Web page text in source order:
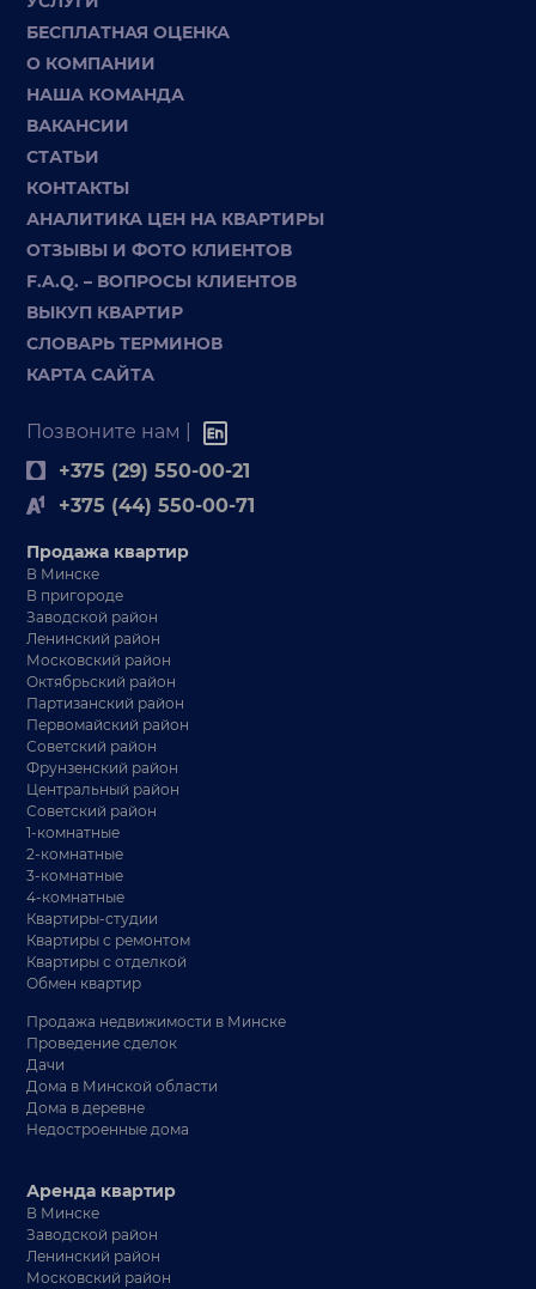
БЕСПЛАТНАЯ ОЦЕНКА
О КОМПАНИИ
НАША КОМАНДА
ВАКАНСИИ
СТАТЬИ
КОНТАКТЫ
АНАЛИТИКА ЦЕН НА КВАРТИРЫ
ОТЗЫВЫ И ФОТО КЛИЕНТОВ
F.A.Q. – ВОПРОСЫ КЛИЕНТОВ
ВЫКУП КВАРТИР
СЛОВАРЬ ТЕРМИНОВ
КАРТА САЙТА
Позвоните нам |
+375 (29) 550-00-21
+375 (44) 550-00-71
Продажа квартир
В Минске
В пригороде
Заводской район
Ленинский район
Московский район
Октябрьский район
Партизанский район
Первомайский район
Советский район
Фрунзенский район
Центральный район
Советский район
1-комнатные
2-комнатные
3-комнатные
4-комнатные
Квартиры-студии
Квартиры с ремонтом
Квартиры с отделкой
Обмен квартир
Продажа недвижимости в Минске
Проведение сделок
Дачи
Дома в Минской области
Дома в деревне
Недостроенные дома
Аренда квартир
В Минске
Заводской район
Ленинский район
Московский район